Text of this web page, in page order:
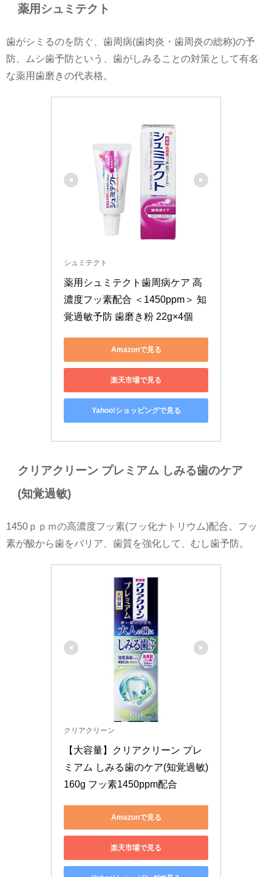
薬用シュミテクト
歯がシミるのを防ぐ、歯周病(歯肉炎・歯周炎の総称)の予
防、ムシ歯予防という、歯がしみることの対策として有名
な薬用歯磨きの代表格。
シュミテクト
薬用シュミテクト歯周病ケア 高
濃度フッ素配合 ＜1450ppm＞ 知
覚過敏予防 歯磨き粉 22g×4個
Amazonで見る
楽天市場で見る
Yahoo!ショッピングで見る
クリアクリーン プレミアム しみる歯のケア
(知覚過敏)
1450ｐｐｍの高濃度フッ素(フッ化ナトリウム)配合。フッ
素が酸から歯をバリア、歯質を強化して、むし歯予防。
クリアクリーン
【大容量】クリアクリーン プレ
ミアム しみる歯のケア(知覚過敏)
160g フッ素1450ppm配合
Amazonで見る
楽天市場で見る